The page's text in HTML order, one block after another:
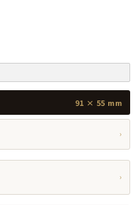
91 × 55 mm
›
›